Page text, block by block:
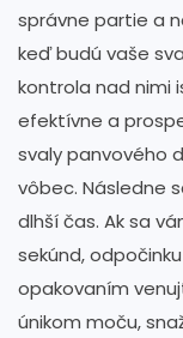
správne partie a
keď budú vaše
kontrola nad nimi
efektívne a
svaly panvového
vôbec. Následne
dlhší čas. Ak sa
sekúnd,
opakovaním
únikom moču,